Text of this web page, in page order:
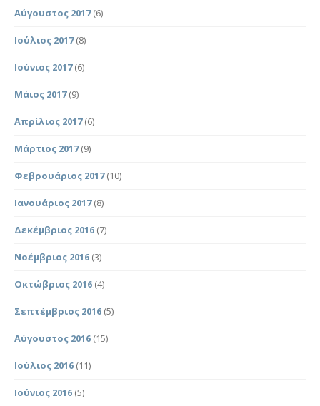
Αύγουστος 2017(6)
Ιούλιος 2017(8)
Ιούνιος 2017(6)
Μάιος 2017(9)
Απρίλιος 2017(6)
Μάρτιος 2017(9)
Φεβρουάριος 2017(10)
Ιανουάριος 2017(8)
Δεκέμβριος 2016 (7)
Νοέμβριος 2016 (3)
Οκτώβριος 2016 (4)
Σεπτέμβριος 2016 (5)
Αύγουστος 2016 (15)
Ιούλιος 2016 (11)
Ιούνιος 2016 (5)